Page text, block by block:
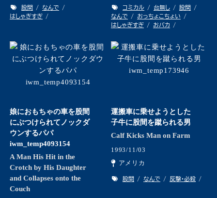
股間
なんで
はしゃぎすぎ
コミカル 台無し
股間
なんで
おっちょこちょい
はしゃぎすぎ
おバカ
娘におもちゃの車を股間
にぶつけられてノックダ
ウンするパパ
iwm_temp4093154
A Man His Hit in the
Crotch by His Daughter
and Collapses onto the
Couch
運搬車に乗せようとした
子牛に股間を蹴られる男
Calf Kicks Man on Farm
1993/11/03
アメリカ
股間 なんで 反撃・必殺